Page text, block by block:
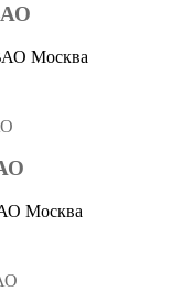
Москва
Москва